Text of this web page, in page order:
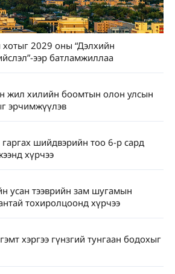
2029 оны “Дэлхийн
ээр батламжиллаа
жил хилийн боомтын олон улсын
эрчимжүүлэв
шийдвэрийн тоо 6-р сард
хүрчээ
усан тээврийн зам шугамын
тохиролцоонд хүрчээ
хэргээ гүнзгий тунгаан бодохыг